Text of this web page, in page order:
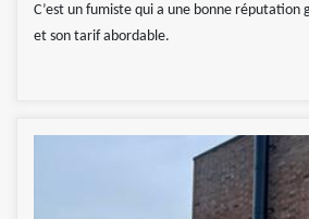
C’est un fumiste qui a une bonne réputation
et son tarif abordable.